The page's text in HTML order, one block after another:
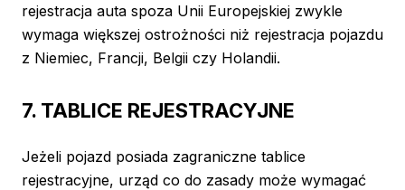
rejestracja auta spoza Unii Europejskiej zwykle
wymaga większej ostrożności niż rejestracja pojazdu
z Niemiec, Francji, Belgii czy Holandii.
7. TABLICE REJESTRACYJNE
Jeżeli pojazd posiada zagraniczne tablice
rejestracyjne, urząd co do zasady może wymagać